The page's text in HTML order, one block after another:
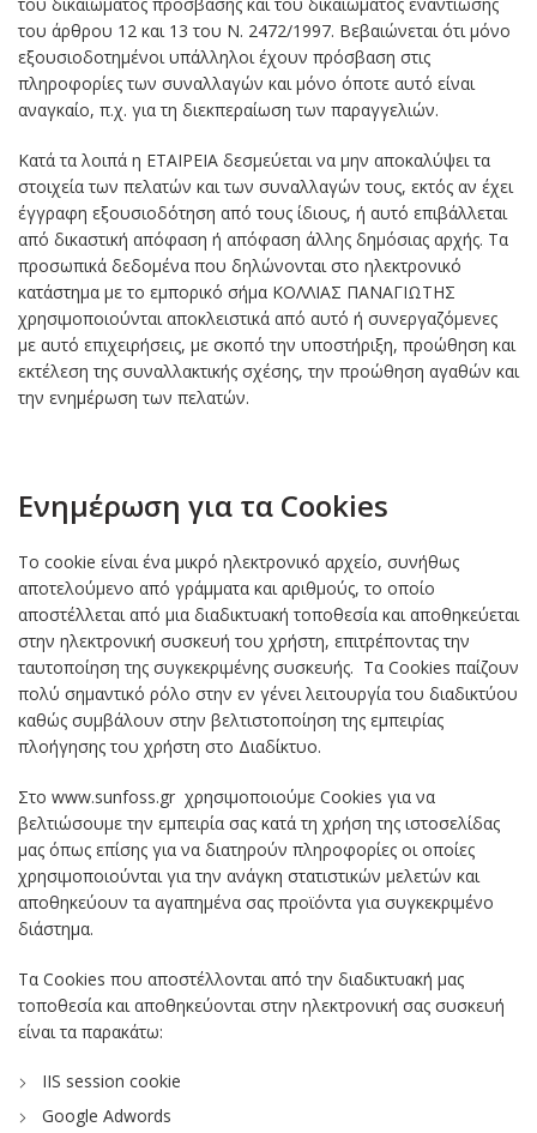
του άρθρου 12 και 13 του Ν. 2472/1997. Βεβαιώνεται ότι μόνο
εξουσιοδοτημένοι υπάλληλοι έχουν πρόσβαση στις
πληροφορίες των συναλλαγών και μόνο όποτε αυτό είναι
αναγκαίο, π.χ. για τη διεκπεραίωση των παραγγελιών.
Κατά τα λοιπά η ΕΤΑΙΡΕΙΑ δεσμεύεται να μην αποκαλύψει τα
στοιχεία των πελατών και των συναλλαγών τους, εκτός αν έχει
έγγραφη εξουσιοδότηση από τους ίδιους, ή αυτό επιβάλλεται
από δικαστική απόφαση ή απόφαση άλλης δημόσιας αρχής. Τα
προσωπικά δεδομένα που δηλώνονται στο ηλεκτρονικό
κατάστημα με το εμπορικό σήμα ΚΟΛΛΙΑΣ ΠΑΝΑΓΙΩΤΗΣ
χρησιμοποιούνται αποκλειστικά από αυτό ή συνεργαζόμενες
με αυτό επιχειρήσεις, με σκοπό την υποστήριξη, προώθηση και
εκτέλεση της συναλλακτικής σχέσης, την προώθηση αγαθών και
την ενημέρωση των πελατών.
Ενημέρωση για τα Cookies
Το cookie είναι ένα μικρό ηλεκτρονικό αρχείο, συνήθως
αποτελούμενο από γράμματα και αριθμούς, το οποίο
αποστέλλεται από μια διαδικτυακή τοποθεσία και αποθηκεύεται
στην ηλεκτρονική συσκευή του χρήστη, επιτρέποντας την
ταυτοποίηση της συγκεκριμένης συσκευής. Τα Cookies παίζουν
πολύ σημαντικό ρόλο στην εν γένει λειτουργία του διαδικτύου
καθώς συμβάλουν στην βελτιστοποίηση της εμπειρίας
πλοήγησης του χρήστη στο Διαδίκτυο.
Στο www.sunfoss.gr χρησιμοποιούμε Cookies για να
βελτιώσουμε την εμπειρία σας κατά τη χρήση της ιστοσελίδας
μας όπως επίσης για να διατηρούν πληροφορίες οι οποίες
χρησιμοποιούνται για την ανάγκη στατιστικών μελετών και
αποθηκεύουν τα αγαπημένα σας προϊόντα για συγκεκριμένο
διάστημα.
Τα Cookies που αποστέλλονται από την διαδικτυακή μας
τοποθεσία και αποθηκεύονται στην ηλεκτρονική σας συσκευή
είναι τα παρακάτω:
IIS session cookie
Google Adwords